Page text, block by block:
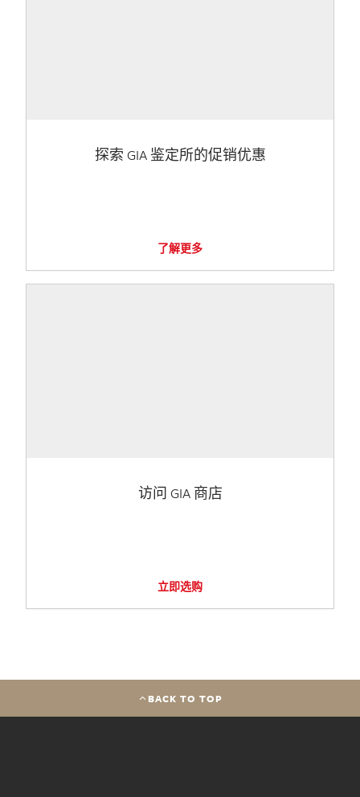
探索 GIA 鉴定所的促销优惠
了解更多
访问 GIA 商店
立即选购
BACK TO TOP